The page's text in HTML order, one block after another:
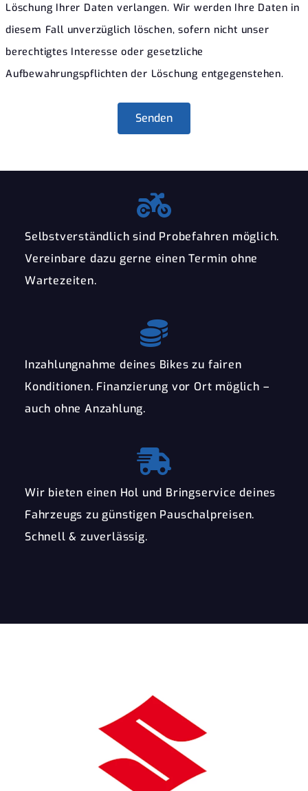
Löschung Ihrer Daten verlangen. Wir werden Ihre Daten in
diesem Fall unverzüglich löschen, sofern nicht unser
berechtigtes Interesse oder gesetzliche
Aufbewahrungspflichten der Löschung entgegenstehen.
Senden
Selbstverständlich sind Probefahren möglich.
Vereinbare dazu gerne einen Termin ohne
Wartezeiten.
Inzahlungnahme deines Bikes zu fairen
Konditionen. Finanzierung vor Ort möglich –
auch ohne Anzahlung.
Wir bieten einen Hol und Bringservice deines
Fahrzeugs zu günstigen Pauschalpreisen.
Schnell & zuverlässig.